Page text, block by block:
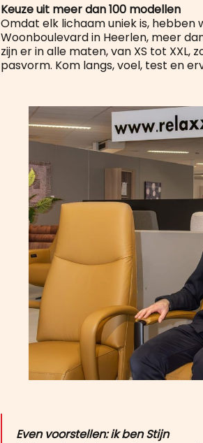
Keuze uit meer dan 100 modellen
Omdat elk lichaam uniek is, hebben
Woonboulevard in Heerlen, meer
zijn er in alle maten, van XS tot
pasvorm. Kom langs, voel, test en
Even voorstellen: ik ben Stijn